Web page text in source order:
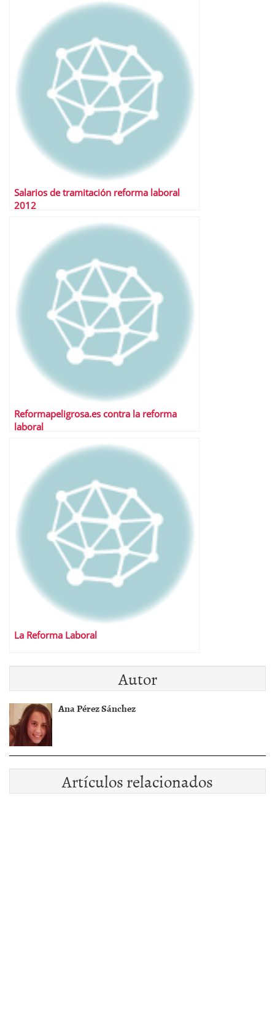
Salarios de tramitación reforma laboral
2012
Reformapeligrosa.es contra la reforma
laboral
La Reforma Laboral
Autor
Ana Pérez Sánchez
Artículos relacionados